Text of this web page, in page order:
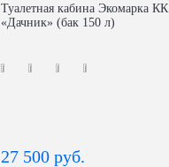
Туалетная кабина Экомарка КК
«Дачник» (бак 150 л)
27 500 руб.